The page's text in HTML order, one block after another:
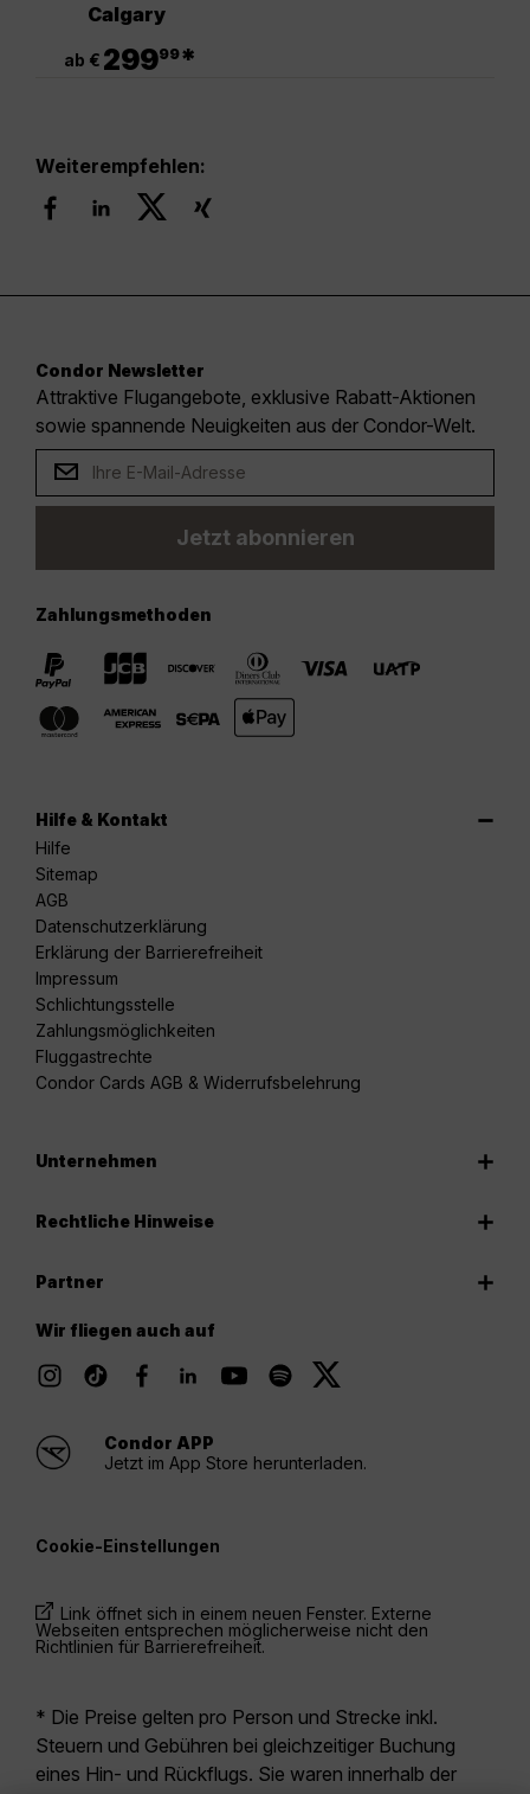
Calgary
ab € 29999*
Weiterempfehlen:
Condor Newsletter
Attraktive Flugangebote, exklusive Rabatt-Aktionen
sowie spannende Neuigkeiten aus der Condor-Welt.
Jetzt abonnieren
Zahlungsmethoden
Hilfe & Kontakt
Hilfe
Sitemap
AGB
Datenschutzerklärung
Erklärung der Barrierefreiheit
Impressum
Schlichtungsstelle
Zahlungsmöglichkeiten
Fluggastrechte
Condor Cards AGB & Widerrufsbelehrung
Unternehmen
Rechtliche Hinweise
Partner
Wir fliegen auch auf
Condor APP
Jetzt im App Store herunterladen.
Cookie-Einstellungen
Link öffnet sich in einem neuen Fenster. Externe
Webseiten entsprechen möglicherweise nicht den
Richtlinien für Barrierefreiheit.
* Die Preise gelten pro Person und Strecke inkl.
Steuern und Gebühren bei gleichzeitiger Buchung
eines Hin- und Rückflugs. Sie waren innerhalb der